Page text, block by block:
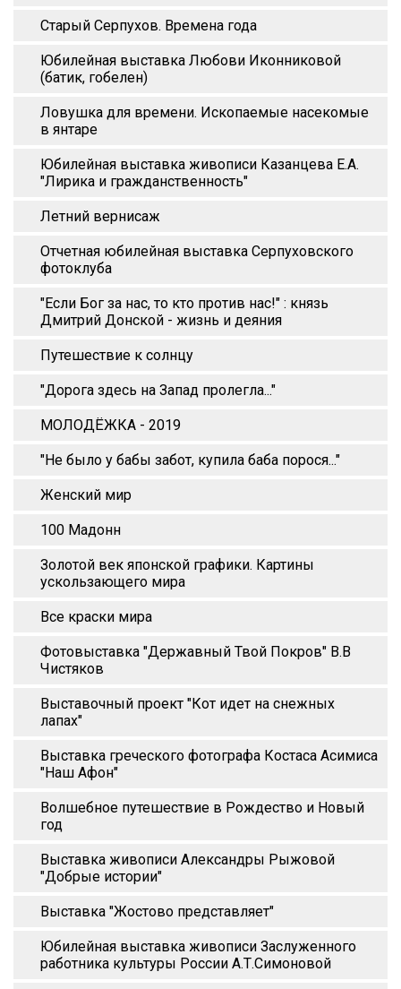
Старый Серпухов. Времена года
Юбилейная выставка Любови Иконниковой
(батик, гобелен)
Ловушка для времени. Ископаемые насекомые
в янтаре
Юбилейная выставка живописи Казанцева Е.А.
"Лирика и гражданственность"
Летний вернисаж
Отчетная юбилейная выставка Серпуховского
фотоклуба
"Если Бог за нас, то кто против нас!" : князь
Дмитрий Донской - жизнь и деяния
Путешествие к солнцу
"Дорога здесь на Запад пролегла..."
МОЛОДЁЖКА - 2019
"Не было у бабы забот, купила баба порося..."
Женский мир
100 Мадонн
Золотой век японской графики. Картины
ускользающего мира
Все краски мира
Фотовыставка "Державный Твой Покров" В.В
Чистяков
Выставочный проект "Кот идет на снежных
лапах"
Выставка греческого фотографа Костаса Асимиса
"Наш Афон"
Волшебное путешествие в Рождество и Новый
год
Выставка живописи Александры Рыжовой
"Добрые истории"
Выставка "Жостово представляет"
Юбилейная выставка живописи Заслуженного
работника культуры России А.Т.Симоновой